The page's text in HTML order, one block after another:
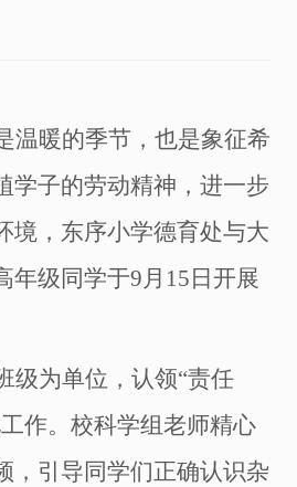
温暖的季节，也是象征希
学子的劳动精神，进一步
境，东序小学德育处与大
年级同学于9月15日开展
级为单位，认领“责任
作。校科学组老师精心
，引导同学们正确认识杂